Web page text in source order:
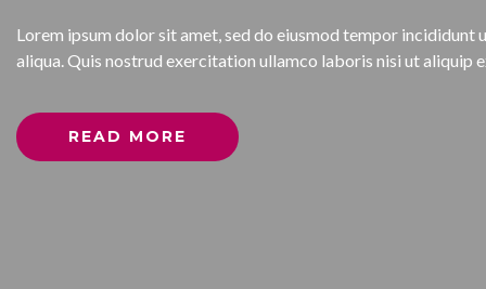
Lorem ipsum dolor sit amet, sed do eiusmod tempor incididunt
aliqua. Quis nostrud exercitation ullamco laboris nisi ut aliquip
READ MORE